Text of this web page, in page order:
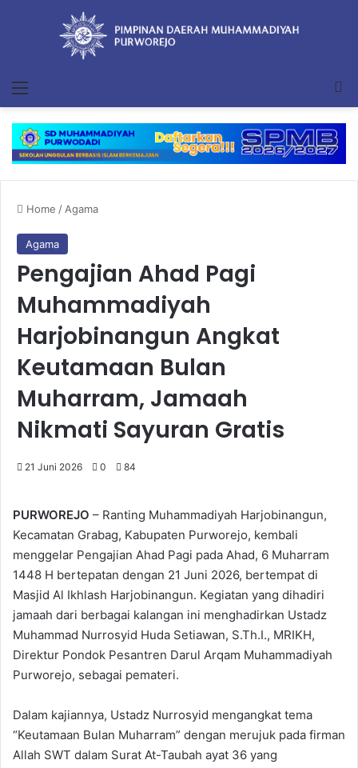
Menu
Home /Agama
Agama
Pengajian Ahad Pagi
Muhammadiyah
Harjobinangun Angkat
Keutamaan Bulan
Muharram, Jamaah
Nikmati Sayuran Gratis
21 Juni 2026 0 84
PURWOREJO – Ranting Muhammadiyah Harjobinangun,
Kecamatan Grabag, Kabupaten Purworejo, kembali
menggelar Pengajian Ahad Pagi pada Ahad, 6 Muharram
1448 H bertepatan dengan 21 Juni 2026, bertempat di
Masjid Al Ikhlash Harjobinangun. Kegiatan yang dihadiri
jamaah dari berbagai kalangan ini menghadirkan Ustadz
Muhammad Nurrosyid Huda Setiawan, S.Th.I., MRIKH,
Direktur Pondok Pesantren Darul Arqam Muhammadiyah
Purworejo, sebagai pemateri.
Dalam kajiannya, Ustadz Nurrosyid mengangkat tema
“Keutamaan Bulan Muharram” dengan merujuk pada firman
Allah SWT dalam Surat At-Taubah ayat 36 yang